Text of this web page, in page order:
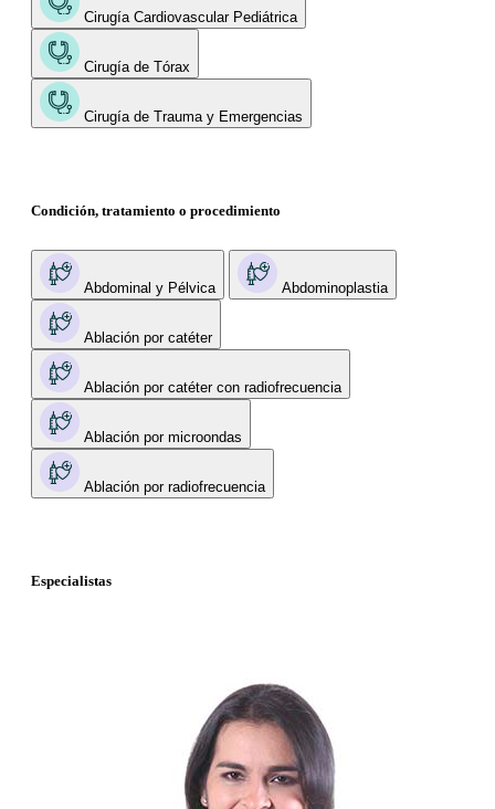
Cirugía Cardiovascular Pediátrica
Cirugía de Tórax
Cirugía de Trauma y Emergencias
Condición, tratamiento o procedimiento
Abdominal y Pélvica Abdominoplastia
Ablación por catéter
Ablación por catéter con radiofrecuencia
Ablación por microondas
Ablación por radiofrecuencia
Especialistas